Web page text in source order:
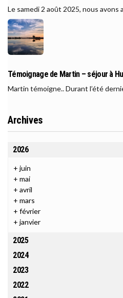
Le samedi 2 août 2025, nous avons
Témoignage de Martin – séjour à
Martin témoigne.. Durant l’été
Archives
2026
+ juin
+ mai
+ avril
+ mars
+ février
+ janvier
2025
2024
2023
2022